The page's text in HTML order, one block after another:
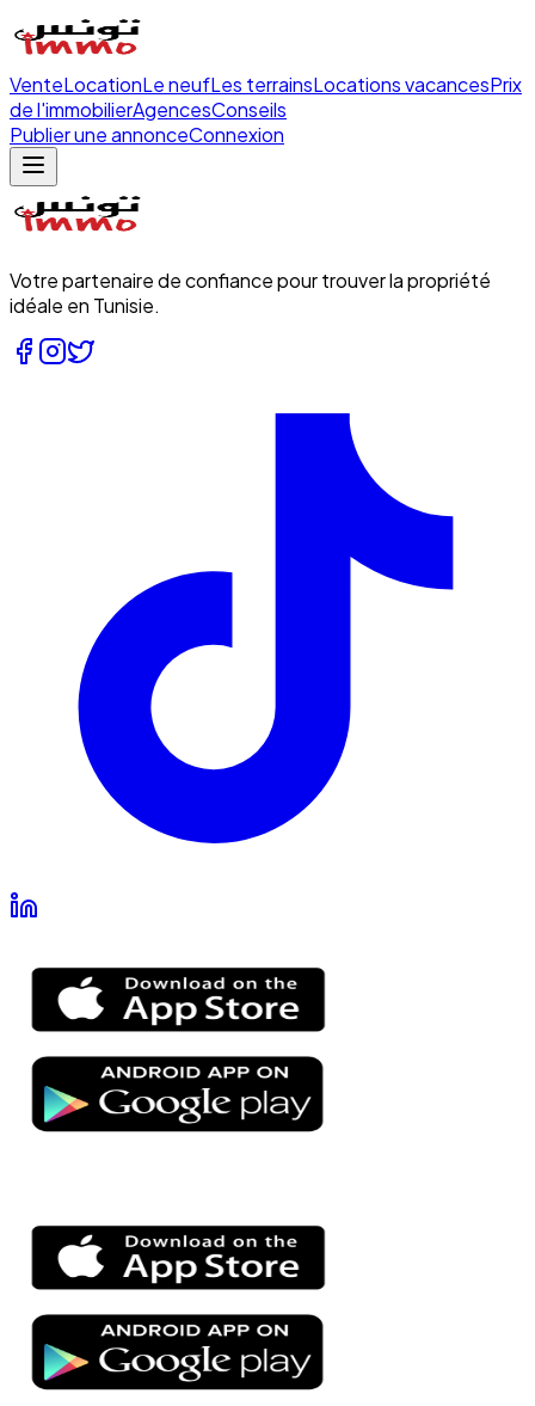
VenteLocationLe neufLes terrainsLocations vacancesPrix
de l'immobilierAgencesConseils
Publier une annonceConnexion
Votre partenaire de confiance pour trouver la propriété
idéale en Tunisie.